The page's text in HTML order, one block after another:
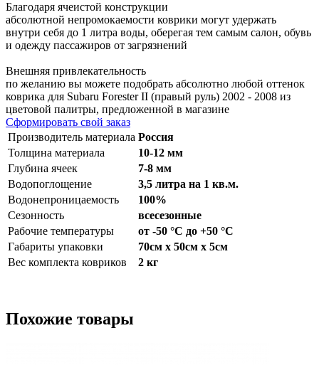
Благодаря ячеистой конструкции
абсолютной непромокаемости коврики могут удержать
внутри себя до 1 литра воды, оберегая тем самым салон, обувь
и одежду пассажиров от загрязнений
Внешняя привлекательность
по желанию вы можете подобрать абсолютно любой оттенок
коврика для Subaru Forester II (правый руль) 2002 - 2008 из
цветовой палитры, предложенной в магазине
Сформировать свой заказ
Производитель материала Россия
Толщина материала
10-12 мм
Глубина ячеек
7-8 мм
Водопоглощение
3,5 литра на 1 кв.м.
Водонепроницаемость
100%
Сезонность
всесезонные
Рабочие температуры
от -50 °С до +50 °С
Габариты упаковки
70см x 50см x 5см
Вес комплекта ковриков
2 кг
Похожие товары